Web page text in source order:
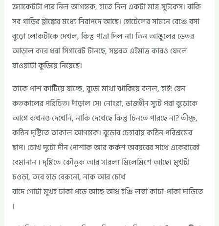
জ্যাকেটটা পরে নিল আগন্তক, হাতে নিল একটা মাত্র সুটকেস। বাকি
সব গাড়ির ট্রাঙ্কের মধ্যে নিরাপদে আছে। হোটেলের সামনে বেঞ্চে বসা
বুড়ো লোকটাকে দেখল, কিন্তু পাত্তা দিল না। তিন আঙুলের ভেতর
আড়াল করে ধরা সিগারেট টানছে, সম্ভবত এইমাত্র কারও ফেলে
যাওয়াটা কুড়িয়ে নিয়েছে।
তাকে পাশ কাটিয়ে যাচ্ছে, বুড়ো মাথা ঝাকিয়ে বলল, হাই! যেন
কতকালের পরিচিত। দাঁড়াল সে। নোংরা, ভাজহীন স্যুট পরা বুড়োকে
আগে কখনও দেখেনি, নাকি দেখেছে কিন্তু চিনতে পারছে না? তীক্ষ্ণ,
কঠিন দৃষ্টিতে তাকাল আগন্তক। বুড়োর চেহারায় কঠিন পরিশ্রমের
ছাপ। চোখ দুটো দীন পোশাক আর কর্কশ অবয়বের সাথে একেবারেই
বেমানান । দৃষ্টিতে কৌতুক আর সারল্য মিলেমিশে আছে। মুখটা
চওড়া, তবে হাড় বেরুনো, নাক আর চোখ
বাদে গোটা মুখই ঢাকা পড়ে আছে আধ ইঞ্চি লম্বা কাচা-পাকা দাড়িতে
।